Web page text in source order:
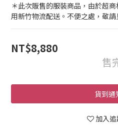
＊此次販售的服裝商品，由於超
用新竹物流配送。不便之處，敬請
NT$8,880
售
貨到通
加入